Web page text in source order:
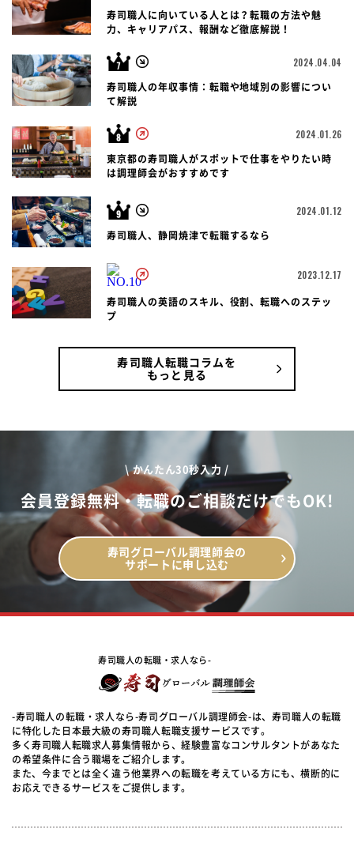
寿司職人に向いている人とは？転職の方法や魅
力、キャリアパス、報酬など徹底解説！
2024.04.04
寿司職人の年収事情：転職や地域別の影響につい
て解説
2024.01.26
東京都の寿司職人がスポットで仕事をやりたい時
は調理師会がおすすめです
2024.01.12
寿司職人、静岡焼津で転職するなら
2023.12.17
寿司職人の英語のスキル、役割、転職へのステッ
プ
寿司職人転職コラムを
もっと見る
\ かんたん30秒入力 /
会員登録無料・転職のご相談だけでもOK!
寿司グローバル調理師会の
サポートに申し込む
寿司職人の転職・求人なら-
-寿司職人の転職・求人なら-寿司グローバル調理師会-は、寿司職人の転職
に特化した日本最大級の寿司職人転職支援サービスです。
多く寿司職人転職求人募集情報から、経験豊富なコンサルタントがあなた
の希望条件に合う職場をご紹介します。
また、今までとは全く違う他業界への転職を考えている方にも、横断的に
お応えできるサービスをご提供します。